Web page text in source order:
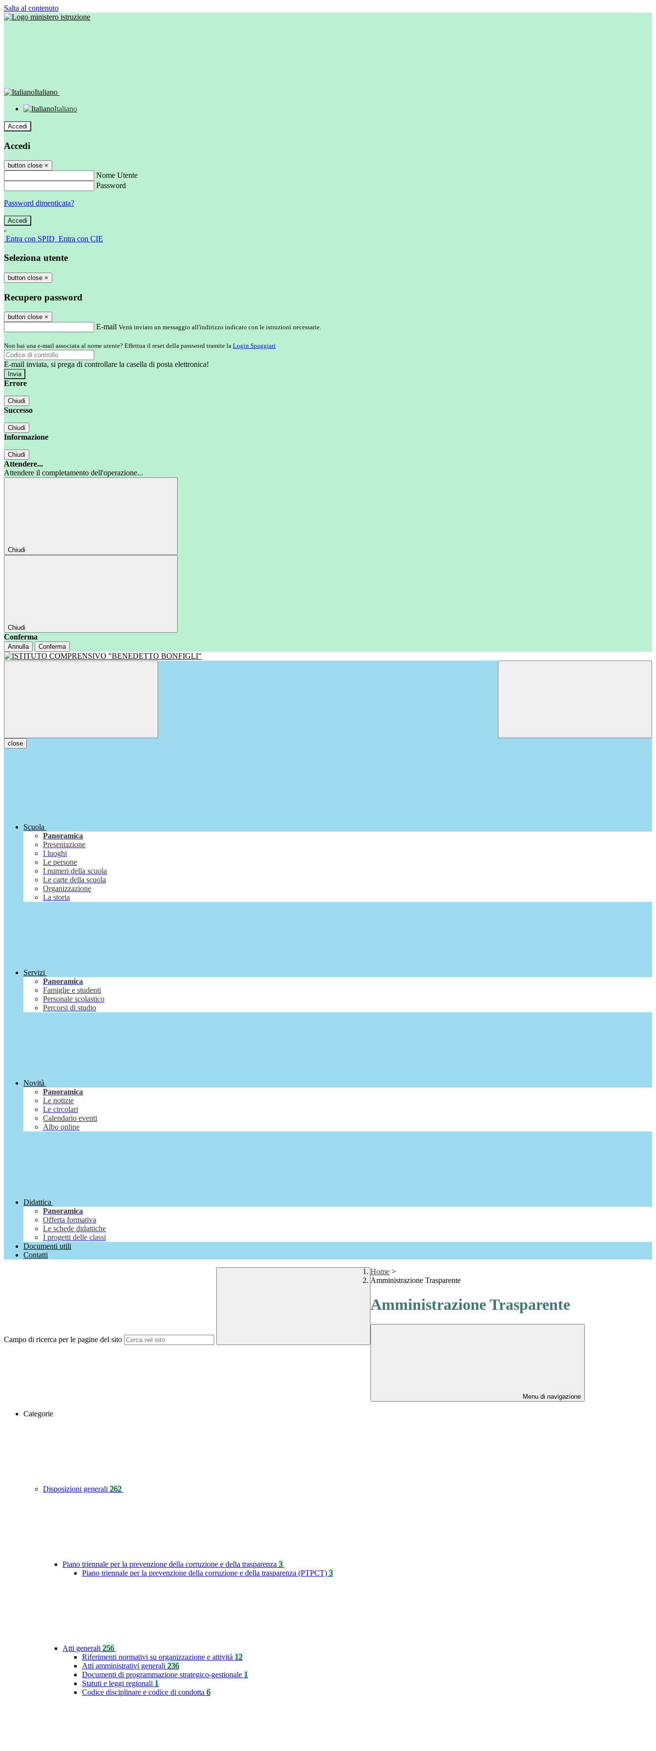
Salta al contenuto
Italiano
Italiano
Accedi
Accedi
button close ×
Nome Utente
Password
Password dimenticata?
-
Entra con SPID Entra con CIE
Seleziona utente
button close ×
Recupero password
button close ×
E-mail Verrà inviato un messaggio all'indirizzo indicato con le istruzioni necessarie.
Non hai una e-mail associata al nome utente? Effettua il reset della password tramite la Login Spaggiari
E-mail inviata, si prega di controllare la casella di posta elettronica!
Errore
Chiudi
Successo
Chiudi
Informazione
Chiudi
Attendere...
Attendere il completamento dell'operazione...
Chiudi
Chiudi
Conferma
Annulla Conferma
close
Scuola
Panoramica
Presentazione
I luoghi
Le persone
I numeri della scuola
Le carte della scuola
Organizzazione
La storia
Servizi
Panoramica
Famiglie e studenti
Personale scolastico
Percorsi di studio
Novità
Panoramica
Le notizie
Le circolari
Calendario eventi
Albo online
Didattica
Panoramica
Offerta formativa
Le schede didattiche
I progetti delle classi
Documenti utili
Contatti
Campo di ricerca per le pagine del sito
Home >
Amministrazione Trasparente
Amministrazione Trasparente
Menu di navigazione
Categorie
Disposizioni generali 262
Piano triennale per la prevenzione della corruzione e della trasparenza 3
Piano triennale per la prevenzione della corruzione e della trasparenza (PTPCT) 3
Atti generali 256
Riferimenti normativi su organizzazione e attività 12
Atti amministrativi generali 236
Documenti di programmazione strategico-gestionale 1
Statuti e leggi regionali 1
Codice disciplinare e codice di condotta 6